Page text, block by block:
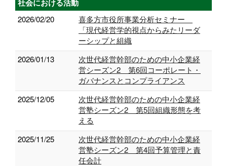
社会における活動
2026/02/20
喜多方市役所事業分析セミナー
「現代経営学的視点からみたリーダ
ーシップと組織
2026/01/13
次世代経営幹部のための中小企業経
営シーズン2 第6回コーポレート・
ガバナンスとコンプライアンス
2025/12/05
次世代経営幹部のための中小企業経
営塾シーズン2 第5回組織形態を考
える
2025/11/25
次世代経営幹部のための中小企業経
営塾シーズン2 第4回予算管理と責
任会計